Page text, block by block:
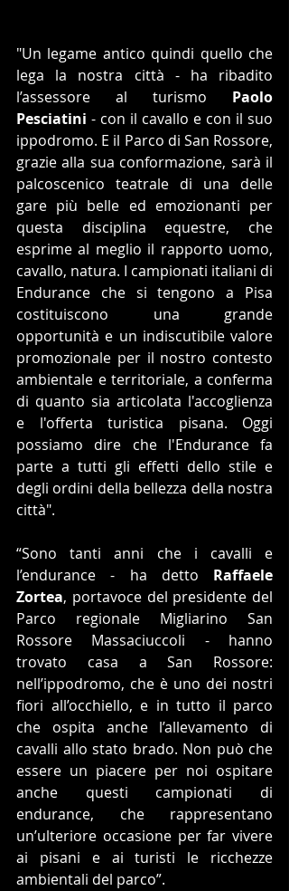
"Un legame antico quindi quello che
lega la nostra città - ha ribadito
l’assessore al turismo Paolo
Pesciatini - con il cavallo e con il suo
ippodromo. E il Parco di San Rossore,
grazie alla sua conformazione, sarà il
palcoscenico teatrale di una delle
gare più belle ed emozionanti per
questa disciplina equestre, che
esprime al meglio il rapporto uomo,
cavallo, natura. I campionati italiani di
Endurance che si tengono a Pisa
costituiscono una grande
opportunità e un indiscutibile valore
promozionale per il nostro contesto
ambientale e territoriale, a conferma
di quanto sia articolata l'accoglienza
e l'offerta turistica pisana. Oggi
possiamo dire che l'Endurance fa
parte a tutti gli effetti dello stile e
degli ordini della bellezza della nostra
città".
“Sono tanti anni che i cavalli e
l’endurance - ha detto Raffaele
Zortea, portavoce del presidente del
Parco regionale Migliarino San
Rossore Massaciuccoli - hanno
trovato casa a San Rossore:
nell’ippodromo, che è uno dei nostri
fiori all’occhiello, e in tutto il parco
che ospita anche l’allevamento di
cavalli allo stato brado. Non può che
essere un piacere per noi ospitare
anche questi campionati di
endurance, che rappresentano
un’ulteriore occasione per far vivere
ai pisani e ai turisti le ricchezze
ambientali del parco”.